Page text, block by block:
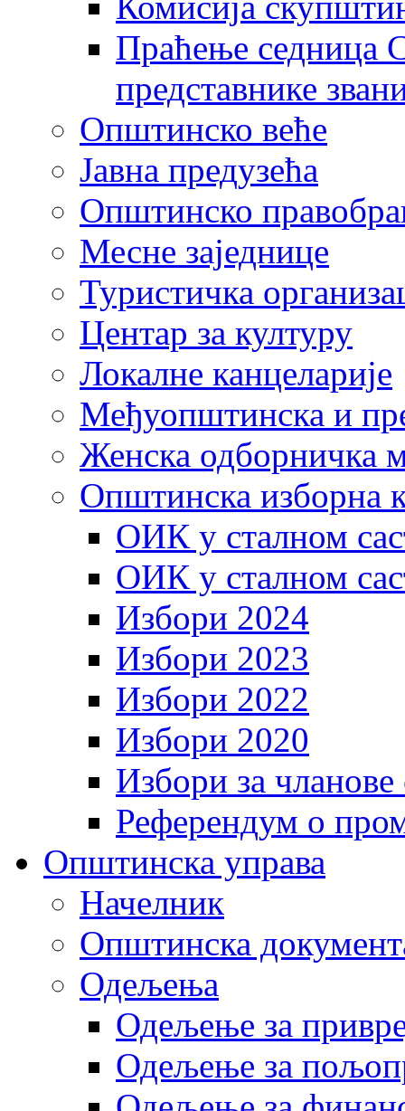
Праћење седница
представнике
Општинско веће
Јавна предузећа
Општинско
Месне заједнице
Туристичка
Центaр за културу
Локалне канцеларије
Међуопштинска и
Женска одборничка
Општинска изборна
ОИК у сталном
ОИК у сталном
Избори 2024
Избори 2023
Избори 2022
Избори 2020
Избори за
Референдум о
Општинска управа
Начелник
Општинска
Одељења
Одељење за
Одељење за